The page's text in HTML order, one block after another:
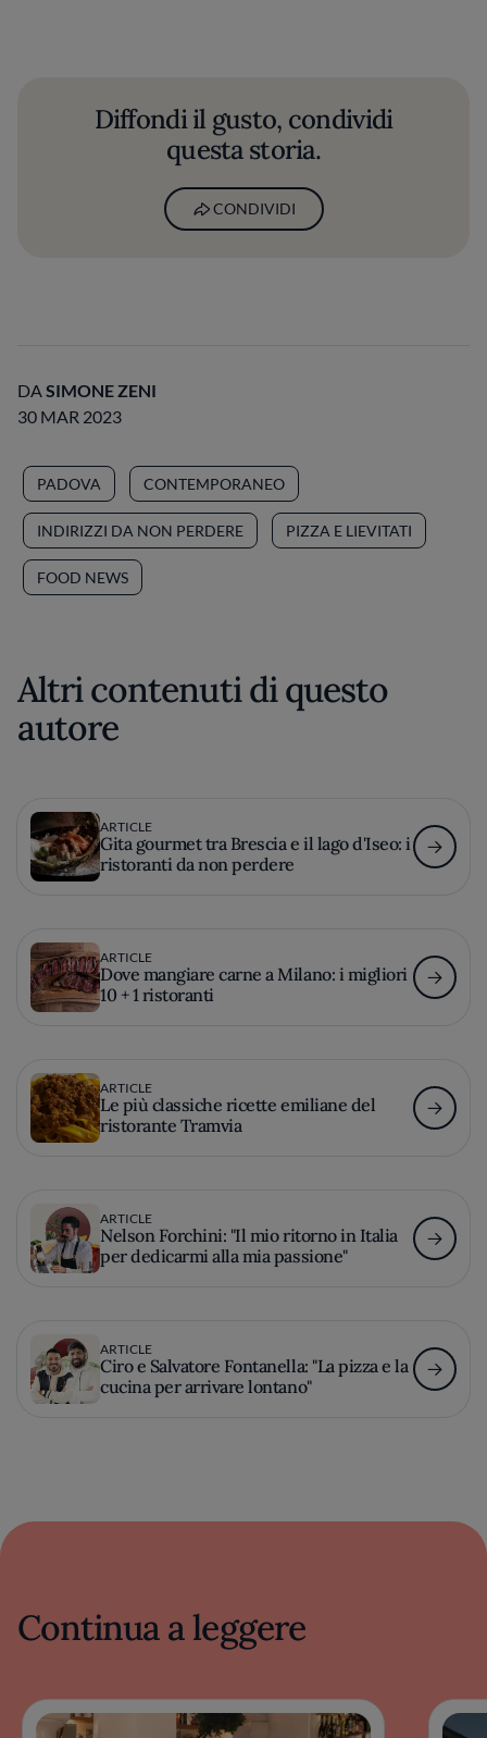
Diffondi il gusto, condividi
questa storia.
CONDIVIDI
DASIMONE ZENI
30 MAR 2023
PADOVA CONTEMPORANEO
INDIRIZZI DA NON PERDERE PIZZA E LIEVITATI
FOOD NEWS
Altri contenuti di questo
autore
ARTICLE
Gita gourmet tra Brescia e il lago d'Iseo: i
ristoranti da non perdere
ARTICLE
Dove mangiare carne a Milano: i migliori
10 + 1 ristoranti
ARTICLE
Le più classiche ricette emiliane del
ristorante Tramvia
ARTICLE
Nelson Forchini: "Il mio ritorno in Italia
per dedicarmi alla mia passione"
ARTICLE
Ciro e Salvatore Fontanella: "La pizza e la
cucina per arrivare lontano"
Continua a leggere